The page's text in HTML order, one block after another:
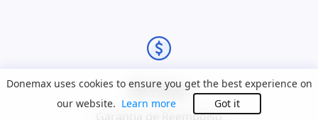
30 Dias
Garantia de Reembolso
Donemax uses cookies to ensure you get the best experience on
our website. Learn more Got it